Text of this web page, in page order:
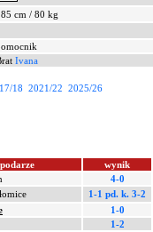
cm / 80 kg
Ivana
18 2021/22 2025/26
wynik
4-0
1-1 pd. k. 3-2
1-0
1-2